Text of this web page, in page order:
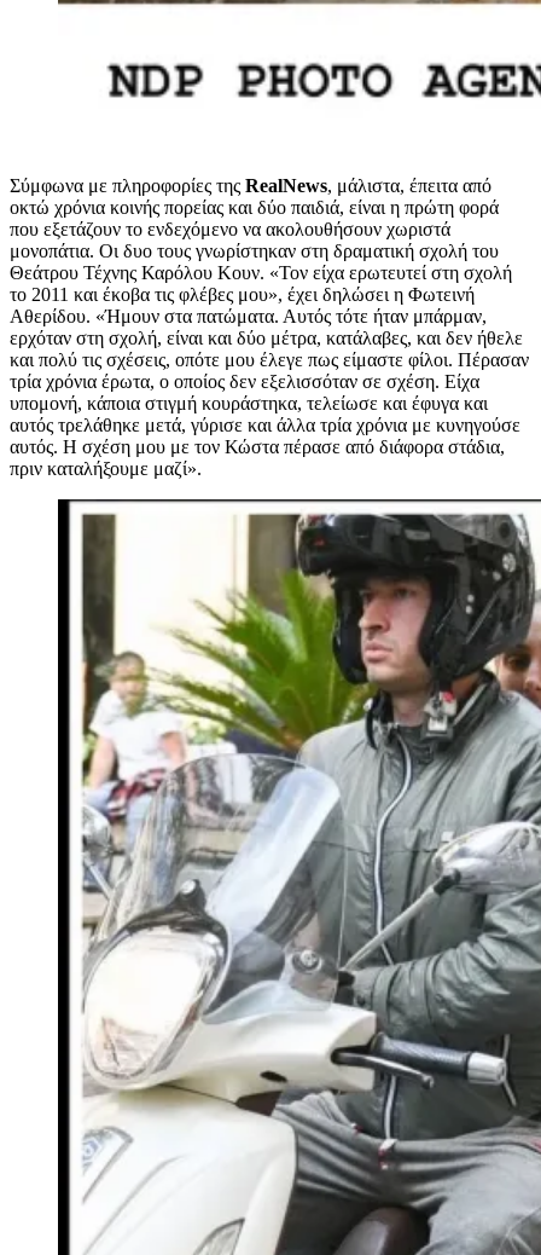
Σύμφωνα με πληροφορίες της RealNews, μάλιστα, έπειτα από
οκτώ χρόνια κοινής πορείας και δύο παιδιά, είναι η πρώτη φορά
που εξετάζουν το ενδεχόμενο να ακολουθήσουν χωριστά
μονοπάτια. Οι δυο τους γνωρίστηκαν στη δραματική σχολή του
Θεάτρου Τέχνης Καρόλου Κουν. «Τον είχα ερωτευτεί στη σχολή
το 2011 και έκοβα τις φλέβες μου», έχει δηλώσει η Φωτεινή
Αθερίδου. «Ήμουν στα πατώματα. Αυτός τότε ήταν μπάρμαν,
ερχόταν στη σχολή, είναι και δύο μέτρα, κατάλαβες, και δεν ήθελε
και πολύ τις σχέσεις, οπότε μου έλεγε πως είμαστε φίλοι. Πέρασαν
τρία χρόνια έρωτα, ο οποίος δεν εξελισσόταν σε σχέση. Είχα
υπομονή, κάποια στιγμή κουράστηκα, τελείωσε και έφυγα και
αυτός τρελάθηκε μετά, γύρισε και άλλα τρία χρόνια με κυνηγούσε
αυτός. Η σχέση μου με τον Κώστα πέρασε από διάφορα στάδια,
πριν καταλήξουμε μαζί».